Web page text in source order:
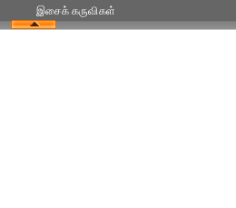
இசைக் கருவிகள்